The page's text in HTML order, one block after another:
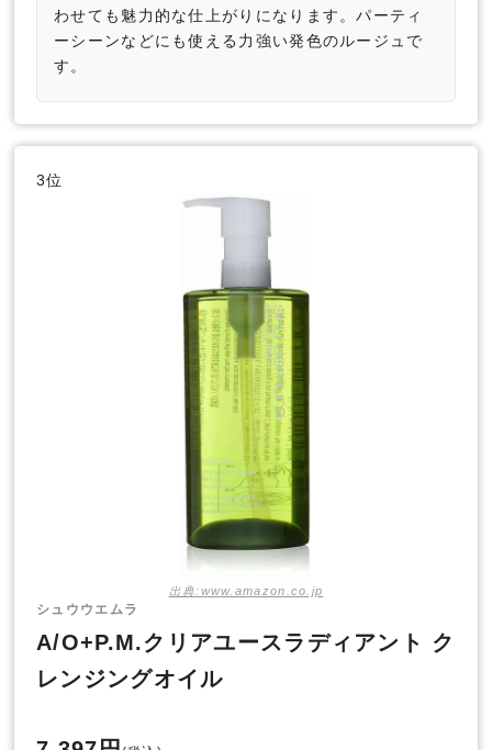
わせても魅力的な仕上がりになります。パーティ
ーシーンなどにも使える力強い発色のルージュで
す。
3位
出典:www.amazon.co.jp
シュウウエムラ
A/O+P.M.クリアユースラディアント ク
レンジングオイル